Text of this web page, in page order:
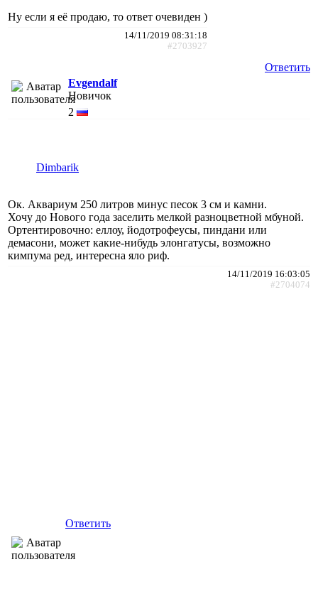
Ну если я её продаю, то ответ очевиден )
14/11/2019 08:31:18
#2703927
Ответить
Evgendalf
Новичок
2
Dimbarik
Ок. Аквариум 250 литров минус песок 3 см и камни.
Хочу до Нового года заселить мелкой разноцветной мбуной.
Ортентировочно: еллоу, йодотрофеусы, пиндани или
демасони, может какие-нибудь элонгатусы, возможно
кимпума ред, интересна яло риф.
14/11/2019 16:03:05
#2704074
Ответить